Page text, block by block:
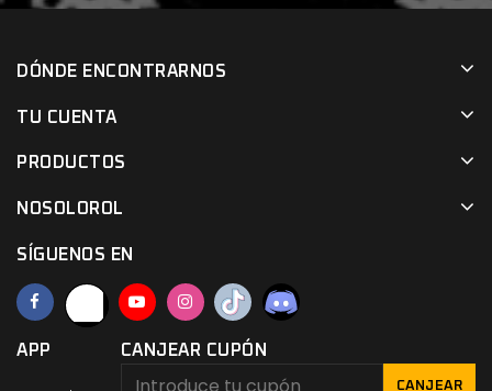
DÓNDE ENCONTRARNOS
TU CUENTA
PRODUCTOS
NOSOLOROL
SÍGUENOS EN
APP CANJEAR CUPÓN
CANJEAR